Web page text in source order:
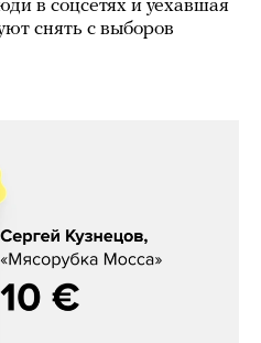
в соцсетях и уехавшая
снять с выборов